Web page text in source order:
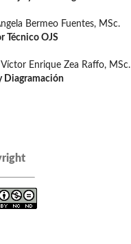
Bermeo Fuentes, MSc.
Técnico OJS
Víctor Enrique Zea Raffo, MSc.
Diagramación